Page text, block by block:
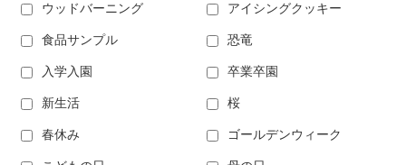
ウッドバーニング アイシングクッキー
食品サンプル 恐竜
入学入園 卒業卒園
新生活 桜
春休み ゴールデンウィーク